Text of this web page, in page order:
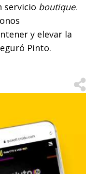
servicio boutique.
y elevar la
Pinto.